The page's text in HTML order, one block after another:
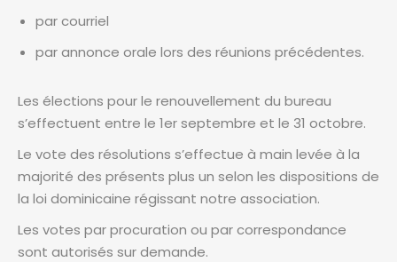
par courriel
par annonce orale lors des réunions précédentes.
Les élections pour le renouvellement du bureau
s’effectuent entre le 1er septembre et le 31 octobre.
Le vote des résolutions s’effectue à main levée à la
majorité des présents plus un selon les dispositions de
la loi dominicaine régissant notre association.
Les votes par procuration ou par correspondance
sont autorisés sur demande.